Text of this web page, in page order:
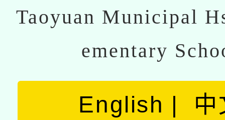
Taoyuan Municipal
ementary
English 中